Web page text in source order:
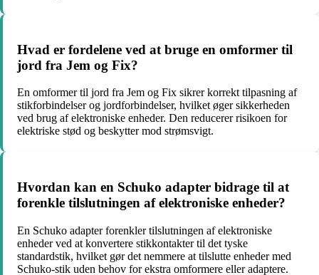
Hvad er fordelene ved at bruge en omformer til
jord fra Jem og Fix?
En omformer til jord fra Jem og Fix sikrer korrekt tilpasning af
stikforbindelser og jordforbindelser, hvilket øger sikkerheden
ved brug af elektroniske enheder. Den reducerer risikoen for
elektriske stød og beskytter mod strømsvigt.
Hvordan kan en Schuko adapter bidrage til at
forenkle tilslutningen af elektroniske enheder?
En Schuko adapter forenkler tilslutningen af elektroniske
enheder ved at konvertere stikkontakter til det tyske
standardstik, hvilket gør det nemmere at tilslutte enheder med
Schuko-stik uden behov for ekstra omformere eller adaptere.